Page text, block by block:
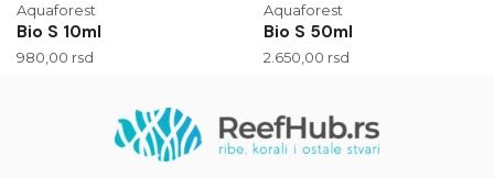
Aquaforest
Bio S 10ml
980,00 rsd
Aquaforest
Bio S 50ml
2.650,00 rsd